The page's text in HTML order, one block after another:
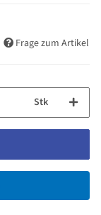
Frage zum Artikel
Stk